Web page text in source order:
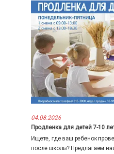
04.08.2026
Продленка для детей 7-10
Ищете, где ваш ребенок
после школы? Предлагаем